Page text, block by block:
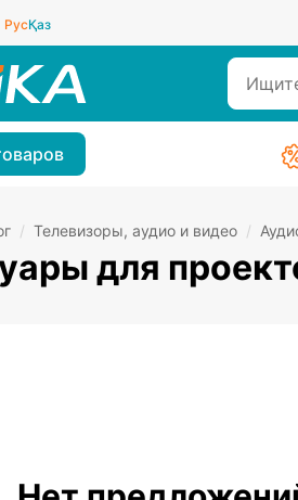
РусҚаз
/ Телевизоры, аудио и видео /
для